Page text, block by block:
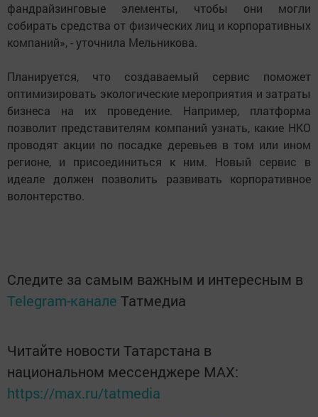
фандрайзинговые элементы, чтобы они могли
собирать средства от физических лиц и корпоративных
компаний», - уточнила Мельникова.
Планируется, что создаваемый сервис поможет
оптимизировать экологические мероприятия и затраты
бизнеса на их проведение. Например, платформа
позволит представителям компаний узнать, какие НКО
проводят акции по посадке деревьев в том или ином
регионе, и присоединиться к ним. Новый сервис в
идеале должен позволить развивать корпоративное
волонтерство.
Следите за самым важным и интересным в
Telegram-канале Татмедиа
Читайте новости Татарстана в
национальном мессенджере MАХ:
https://max.ru/tatmedia